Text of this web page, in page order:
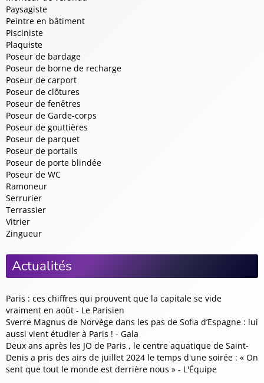
Paysagiste
Peintre en bâtiment
Pisciniste
Plaquiste
Poseur de bardage
Poseur de borne de recharge
Poseur de carport
Poseur de clôtures
Poseur de fenêtres
Poseur de Garde-corps
Poseur de gouttières
Poseur de parquet
Poseur de portails
Poseur de porte blindée
Poseur de WC
Ramoneur
Serrurier
Terrassier
Vitrier
Zingueur
Actualités
Paris : ces chiffres qui prouvent que la capitale se vide
vraiment en août - Le Parisien
Sverre Magnus de Norvège dans les pas de Sofia d’Espagne : lui
aussi vient étudier à Paris ! - Gala
Deux ans après les JO de Paris , le centre aquatique de Saint-
Denis a pris des airs de juillet 2024 le temps d'une soirée : « On
sent que tout le monde est derrière nous » - L'Équipe